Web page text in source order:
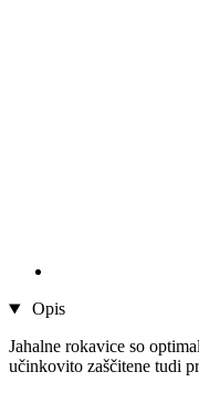
Opis
Jahalne rokavice so
učinkovito zaščitene tudi